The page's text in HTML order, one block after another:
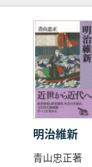
明治維新
青山忠正著